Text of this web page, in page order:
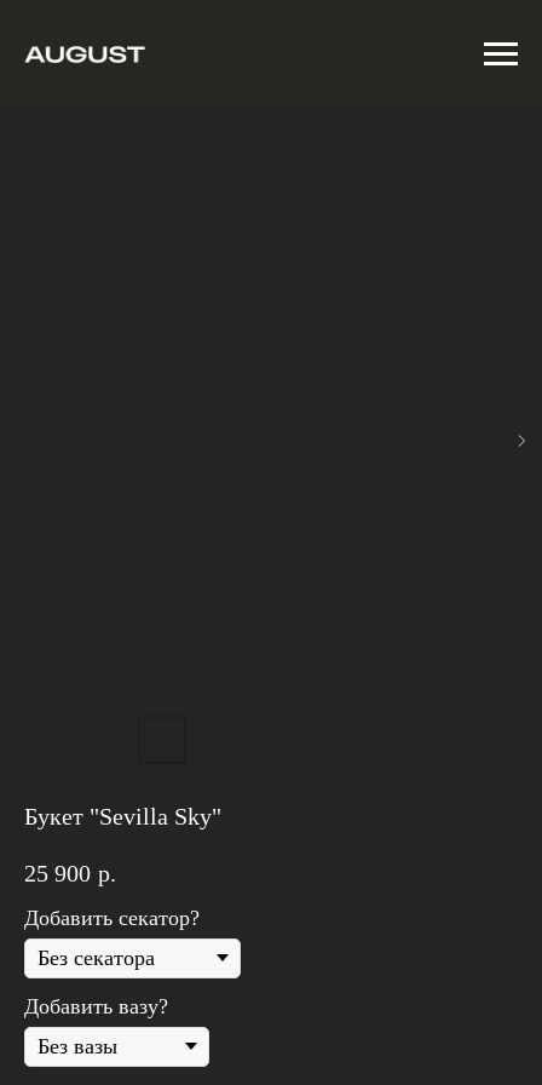
Букет "Sevilla Sky"
25 900 р.
Добавить секатор?
Добавить вазу?